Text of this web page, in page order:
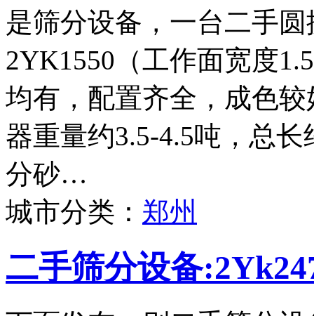
是筛分设备，一台二手
2YK1550（工作面宽度
均有，配置齐全，成色
器重量约3.5-4.5吨，总
分砂…
城市分类： 郑州
二手筛分设备